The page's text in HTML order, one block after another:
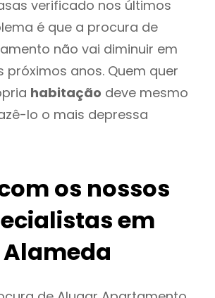
verificado nos últimos
é que a procura de
não vai diminuir em
próximos anos. Quem quer
habitação deve mesmo
lo o mais depressa
os nossos
em
Alameda